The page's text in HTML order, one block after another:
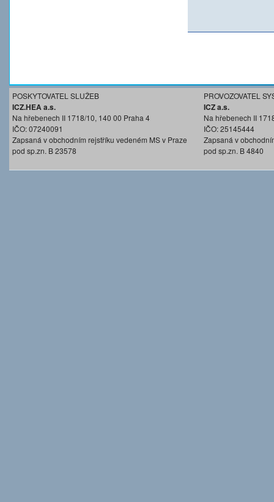
POSKYTOVATEL SLUŽEB
ICZ.HEA a.s.
Na hřebenech II 1718/10, 140 00 Praha 4
IČO: 07240091
Zapsaná v obchodním rejstříku vedeném MS v Praze
pod sp.zn. B 23578
PROVOZOVATEL
ICZ a.s.
Na hřebenech II
IČO: 25145444
Zapsaná v
pod sp.zn. B 4840